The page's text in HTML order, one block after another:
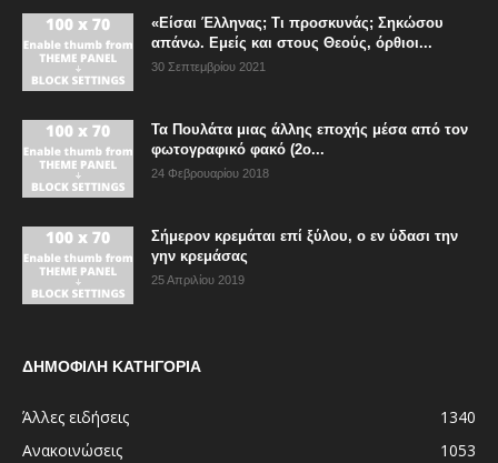
«Είσαι Έλληνας; Τι προσκυνάς; Σηκώσου
απάνω. Εμείς και στους Θεούς, όρθιοι...
30 Σεπτεμβρίου 2021
Τα Πουλάτα μιας άλλης εποχής μέσα από τον
φωτογραφικό φακό (2ο...
24 Φεβρουαρίου 2018
Σήμερον κρεμάται επί ξύλου, ο εν ύδασι την
γην κρεμάσας
25 Απριλίου 2019
ΔΗΜΟΦΙΛΗ ΚΑΤΗΓΟΡΙΑ
Άλλες ειδήσεις
1340
Ανακοινώσεις
1053